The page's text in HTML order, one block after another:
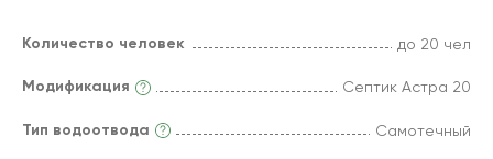
Количество человек до 20 чел
Модификация Септик Астра 20
Тип водоотвода Самотечный